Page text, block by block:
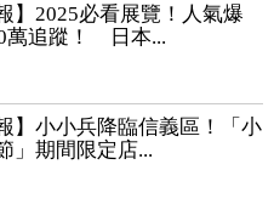
】2025必看展覽！人氣爆
萬追蹤！ 日本...
】小小兵降臨信義區！「小
」期間限定店...